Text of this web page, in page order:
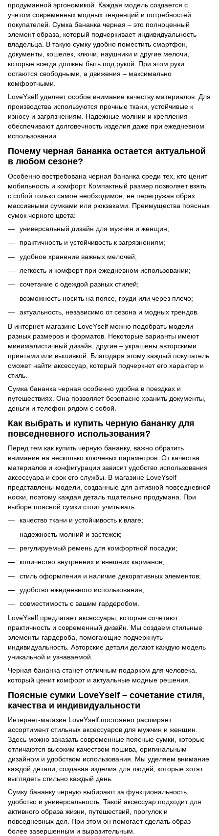
продуманной эргономикой. Каждая модель создается с
учетом современных модных тенденций и потребностей
покупателей. Сумка бананка черная – это полноценный
элемент образа, который подчеркивает индивидуальность
владельца. В такую сумку удобно поместить смартфон,
документы, кошелек, ключи, наушники и другие мелочи,
которые всегда должны быть под рукой. При этом руки
остаются свободными, а движения – максимально
комфортными.
LoveYself уделяет особое внимание качеству материалов. Для
производства используются прочные ткани, устойчивые к
износу и загрязнениям. Надежные молнии и крепления
обеспечивают долговечность изделия даже при ежедневном
использовании.
Почему черная бананка остается актуальной
в любом сезоне?
Особенно востребована черная бананка среди тех, кто ценит
мобильность и комфорт. Компактный размер позволяет взять
с собой только самое необходимое, не перегружая образ
массивными сумками или рюкзаками. Преимущества поясных
сумок черного цвета:
универсальный дизайн для мужчин и женщин;
практичность и устойчивость к загрязнениям;
удобное хранение важных мелочей;
легкость и комфорт при ежедневном использовании;
сочетание с одеждой разных стилей;
возможность носить на поясе, груди или через плечо;
актуальность, независимо от сезона и модных трендов.
В интернет-магазине LoveYself можно подобрать модели
разных размеров и форматов. Некоторые варианты имеют
минималистичный дизайн, другие – украшены авторскими
принтами или вышивкой. Благодаря этому каждый покупатель
сможет найти аксессуар, который подчеркнет его характер и
стиль.
Сумка бананка черная особенно удобна в поездках и
путешествиях. Она позволяет безопасно хранить документы,
деньги и телефон рядом с собой.
Как выбрать и купить черную бананку для
повседневного использования?
Перед тем как купить черную бананку, важно обратить
внимание на несколько ключевых параметров. От качества
материалов и конфигурации зависит удобство использования
аксессуара и срок его службы. В магазине LoveYself
представлены модели, созданные для активной повседневной
носки, поэтому каждая деталь тщательно продумана. При
выборе поясной сумки стоит учитывать:
качество ткани и устойчивость к влаге;
надежность молний и застежек;
регулируемый ремень для комфортной посадки;
количество внутренних и внешних карманов;
стиль оформления и наличие декоративных элементов;
удобство ежедневного использования;
совместимость с вашим гардеробом.
LoveYself предлагает аксессуары, которые сочетают
практичность и современный дизайн. Мы создаем стильные
элементы гардероба, помогающие подчеркнуть
индивидуальность. Авторские детали делают каждую модель
уникальной и узнаваемой.
Черная бананка станет отличным подарком для человека,
который ценит комфорт и актуальные модные решения.
Поясные сумки LoveYself – сочетание стиля,
качества и индивидуальности
Интернет-магазин LoveYself постоянно расширяет
ассортимент стильных аксессуаров для мужчин и женщин.
Здесь можно заказать современные поясные сумки, которые
отличаются высоким качеством пошива, оригинальным
дизайном и удобством использования. Мы уделяем внимание
каждой детали, создавая изделия для людей, которые хотят
выглядеть стильно каждый день.
Сумку бананку черную выбирают за функциональность,
удобство и универсальность. Такой аксессуар подходит для
активного образа жизни, путешествий, прогулок и
повседневных дел. При этом он помогает сделать образ
более завершенным и выразительным.